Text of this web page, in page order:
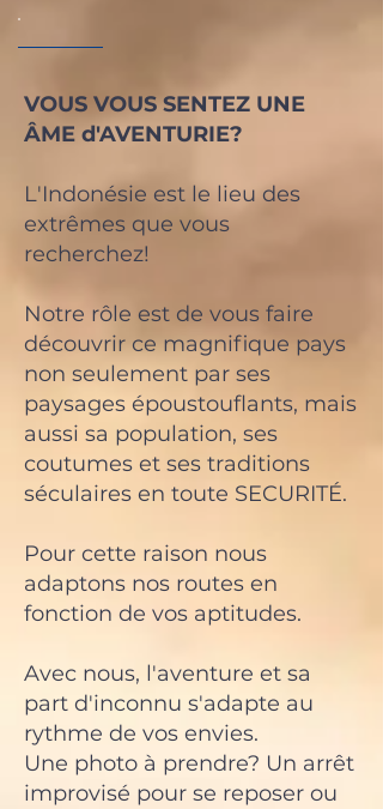
VOUS VOUS SENTEZ UNE
ÂME d'AVENTURIE?
L'Indonésie est le lieu des
extrêmes que vous
recherchez!
Notre rôle est de vous faire
découvrir ce magnifique pays
non seulement par ses
paysages époustouflants, mais
aussi sa population, ses
coutumes et ses traditions
séculaires en toute SECURITÉ.
Pour cette raison nous
adaptons nos routes en
fonction de vos aptitudes.
Avec nous, l'aventure et sa
part d'inconnu s'adapte au
rythme de vos envies.
Une photo à prendre? Un arrêt
improvisé pour se reposer ou